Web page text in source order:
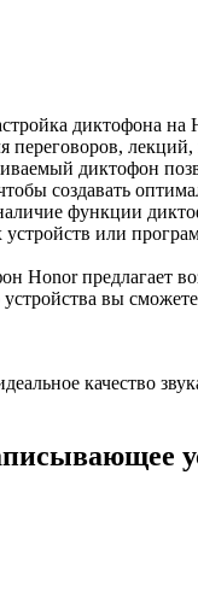
диктофона
переговоров,
диктофон
создавать
функции
или
Honor предлагает
вы
качество